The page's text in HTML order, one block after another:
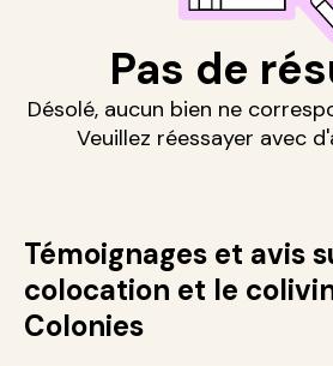
Pas de
Désolé, aucun bien ne
Veuillez réessayer avec
Témoignages et avis
colocation et le
Colonies